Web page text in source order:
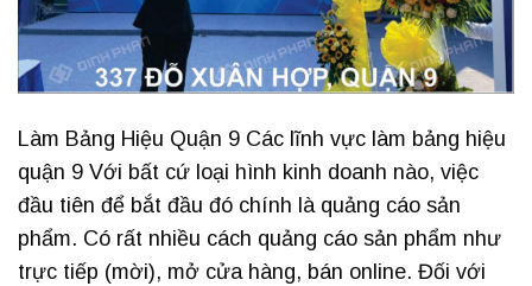
Làm Bảng Hiệu Quận 9 Các lĩnh vực làm bảng hiệu
quận 9 Với bất cứ loại hình kinh doanh nào, việc
đầu tiên để bắt đầu đó chính là quảng cáo sản
phẩm. Có rất nhiều cách quảng cáo sản phẩm như
trực tiếp (mời), mở cửa hàng, bán online. Đối với